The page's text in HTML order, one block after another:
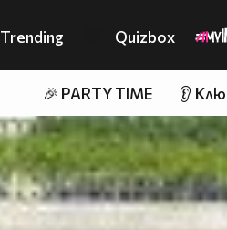
Trending Quizbox
🎉 PARTY TIME 👂